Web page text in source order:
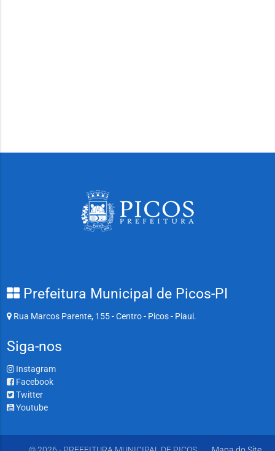
Prefeitura Municipal de Picos-PI
Rua Marcos Parente, 155 - Centro - Picos - Piaui.
Siga-nos
Instagram
Facebook
Twitter
Youtube